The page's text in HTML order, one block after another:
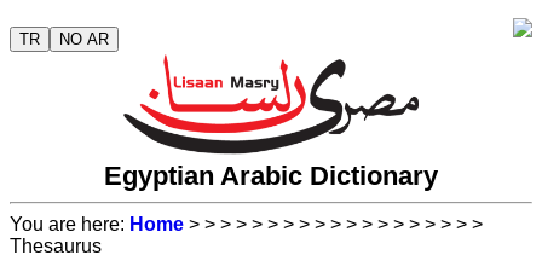
TR NO AR
Egyptian Arabic Dictionary
You are here: Home > > > > > > > > > > > > > > > > > > >
Thesaurus